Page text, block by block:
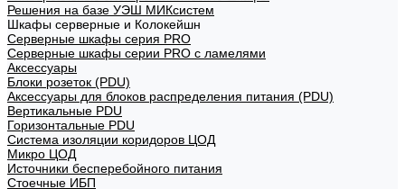
Решения на базе УЭШ МИКсистем
Шкафы серверные и Колокейшн
Серверные шкафы серия PRO
Серверные шкафы серии PRO с ламелями
Аксессуары
Блоки розеток (PDU)
Аксессуары для блоков распределения питания (PDU)
Вертикальные PDU
Горизонтальные PDU
Система изоляции коридоров ЦОД
Микро ЦОД
Источники бесперебойного питания
Стоечные ИБП